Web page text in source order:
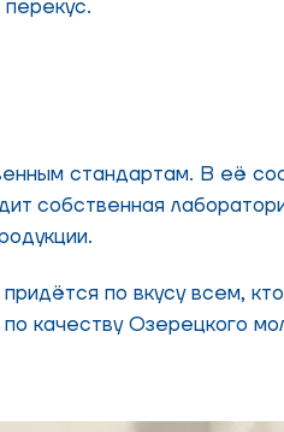
стандартам. В её
собственная
по вкусу всем,
качеству Озерецкого